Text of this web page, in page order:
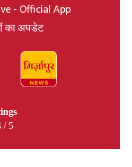
- Official App
का अपडेट
/ 5